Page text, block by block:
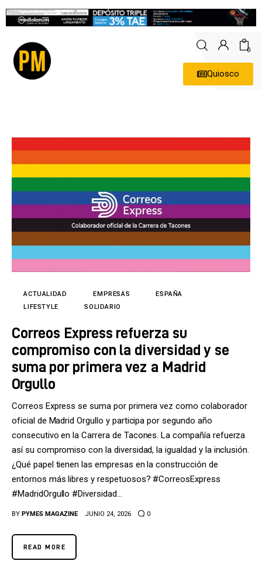
0
Quiosco
Entrevistas
Expertos
Tecnología
Cultura
Directorio
ACTUALIDAD EMPRESAS
ESPAÑA
LIFESTYLE
SOLIDARIO
Correos Express refuerza su
compromiso con la diversidad y se
suma por primera vez a Madrid
Orgullo
Correos Express se suma por primera vez como colaborador
oficial de Madrid Orgullo y participa por segundo año
consecutivo en la Carrera de Tacones. La compañía refuerza
así su compromiso con la diversidad, la igualdad y la inclusión.
¿Qué papel tienen las empresas en la construcción de
entornos más libres y respetuosos? #CorreosExpress
#MadridOrgullo #Diversidad…
BY PYMES MAGAZINE JUNIO 24, 2026 0
READ MORE